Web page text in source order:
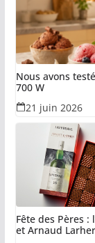
Nous avons
700 W
21 juin 2026
Fête des Pères
et Arnaud Larher